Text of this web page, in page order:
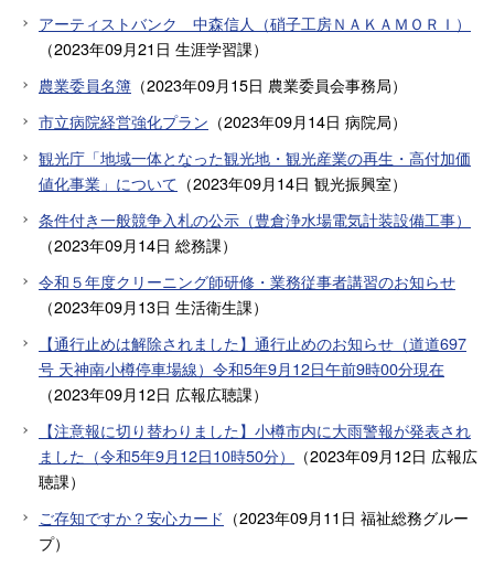
アーティストバンク 中森信人（硝子工房ＮＡＫＡＭＯＲＩ）
（2023年09月21日 生涯学習課）
農業委員名簿 （2023年09月15日 農業委員会事務局）
市立病院経営強化プラン （2023年09月14日 病院局）
観光庁「地域一体となった観光地・観光産業の再生・高付加価
値化事業」について （2023年09月14日 観光振興室）
条件付き一般競争入札の公示（豊倉浄水場電気計装設備工事）
（2023年09月14日 総務課）
令和５年度クリーニング師研修・業務従事者講習のお知らせ
（2023年09月13日 生活衛生課）
【通行止めは解除されました】通行止めのお知らせ（道道697
号 天神南小樽停車場線）令和5年9月12日午前9時00分現在
（2023年09月12日 広報広聴課）
【注意報に切り替わりました】小樽市内に大雨警報が発表され
ました（令和5年9月12日10時50分）
（2023年09月12日 広報広
聴課）
ご存知ですか？安心カード （2023年09月11日 福祉総務グルー
プ）